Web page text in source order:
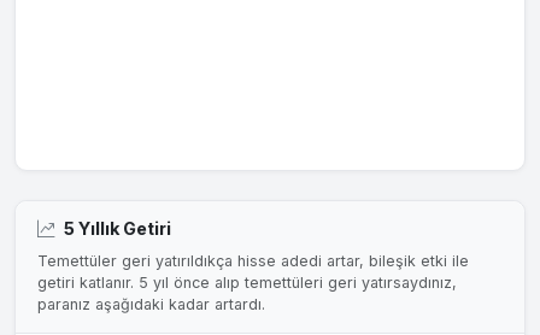
5 Yıllık Getiri
Temettüler geri yatırıldıkça hisse adedi artar, bileşik etki ile
getiri katlanır. 5 yıl önce alıp temettüleri geri yatırsaydınız,
paranız aşağıdaki kadar artardı.